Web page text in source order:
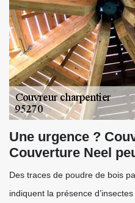
Une urgence ?
Couverture Neel
Des traces de poudre de bois
indiquent la présence